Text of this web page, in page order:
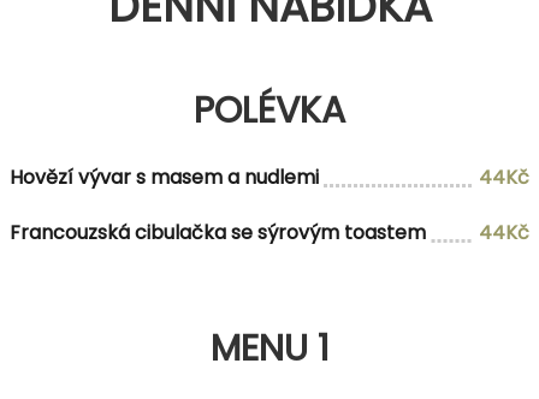
POLÉVKA
Hovězí vývar s masem a nudlemi
44Kč
Francouzská cibulačka se sýrovým toastem
44Kč
MENU 1